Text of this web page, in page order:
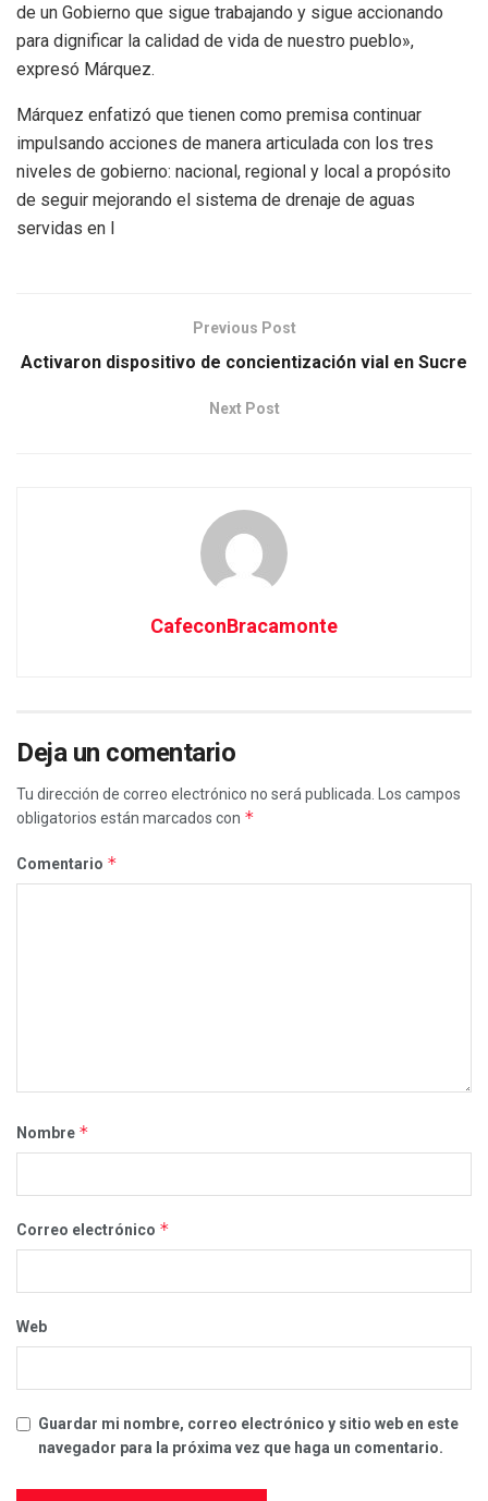
de un Gobierno que sigue trabajando y sigue accionando
para dignificar la calidad de vida de nuestro pueblo»,
expresó Márquez.
Márquez enfatizó que tienen como premisa continuar
impulsando acciones de manera articulada con los tres
niveles de gobierno: nacional, regional y local a propósito
de seguir mejorando el sistema de drenaje de aguas
servidas en l
Previous Post
Activaron dispositivo de concientización vial en Sucre
Next Post
CafeconBracamonte
Deja un comentario
Tu dirección de correo electrónico no será publicada.
Los campos
obligatorios están marcados con *
Comentario *
Nombre *
Correo electrónico *
Web
Guardar mi nombre, correo electrónico y sitio web en este
navegador para la próxima vez que haga un comentario.